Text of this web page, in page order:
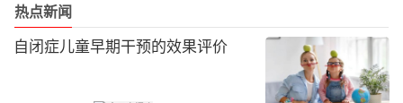
即使具有对话能力的自闭症儿童，语言仍有显著偏
差。和别人对话时，常把过去学过的语言很机械式地
表达出来，让人觉得他们是把所知道的事“告诉你”而
不是在“和你谈话”。也就是说，他们缺乏一般人谈话
热点新闻
自闭症儿童早期干预的效果评价